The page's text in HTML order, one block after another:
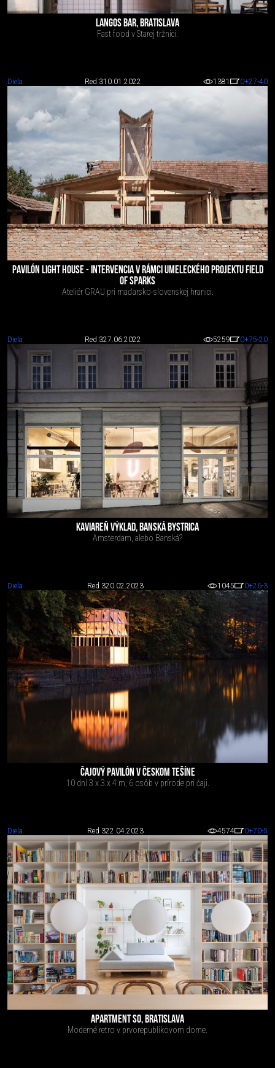
LANGOS BAR, BRATISLAVA
Fast food v Starej tržnici.
Diela Red 310.01.2022 1381 0+27-40
PAVILÓN LIGHT HOUSE - INTERVENCIA V RÁMCI UMELECKÉHO PROJEKTU FIELD
OF SPARKS
Ateliér GRAU pri maďarsko-slovenskej hranici.
Diela Red 327.06.2022 5259 0+75-20
KAVIAREŇ VÝKLAD, BANSKÁ BYSTRICA
Amsterdam, alebo Banská?
Diela Red 320.02.2023 1045 0+26-3
ČAJOVÝ PAVILÓN V ČESKOM TEŠÍNE
10 dní 3 x 3 x 4 m, 6 osôb v prírode pri čaji.
Diela Red 322.04.2023 4574 0+70-5
APARTMENT SO, BRATISLAVA
Moderné retro v prvorepublikovom dome.